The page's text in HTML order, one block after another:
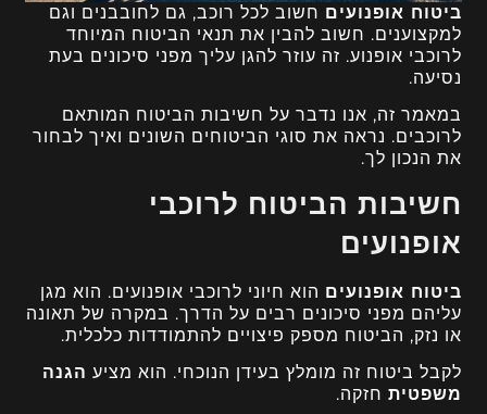
ביטוח אופנועים חשוב לכל רוכב, גם לחובבנים וגם
למקצוענים. חשוב להבין את תנאי הביטוח המיוחד
לרוכבי אופנוע. זה עוזר להגן עליך מפני סיכונים בעת
נסיעה.
במאמר זה, אנו נדבר על חשיבות הביטוח המותאם
לרוכבים. נראה את סוגי הביטוחים השונים ואיך לבחור
את הנכון לך.
חשיבות הביטוח לרוכבי
אופנועים
ביטוח אופנועים הוא חיוני לרוכבי אופנועים. הוא מגן
עליהם מפני סיכונים רבים על הדרך. במקרה של תאונה
או נזק, הביטוח מספק פיצויים להתמודדות כלכלית.
לקבל ביטוח זה מומלץ בעידן הנוכחי. הוא מציע הגנה
משפטית חזקה.